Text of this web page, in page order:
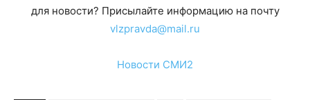
для новости? Присылайте информацию на почту
vlzpravda@mail.ru
Новости СМИ2